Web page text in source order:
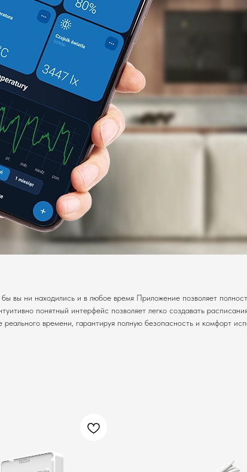
вы ни находились и в любое время Приложение позволяет
понятный интерфейс позволяет легко создавать
времени, гарантируя полную безопасность и комфорт